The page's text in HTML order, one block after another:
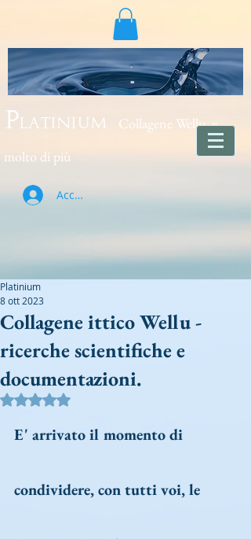
Platinium
Collagene Wellu e
molto di più
Accedi
Collagene ittico Wellu -
ricerche scientifiche e
documentazioni.
Platinium
8 ott 2023
Valutazione NaN stelle su 5.
E' arrivato il momento di
condividere, con tutti voi, le